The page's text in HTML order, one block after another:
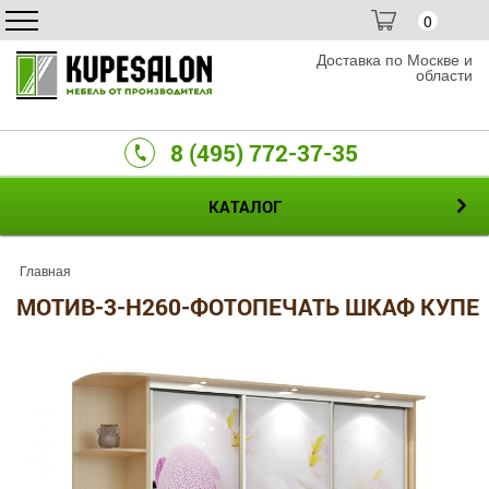
0
Доставка по Москве и
области
8 (495) 772-37-35
КАТАЛОГ
Главная
МОТИВ-3-H260-ФОТОПЕЧАТЬ ШКАФ КУПЕ